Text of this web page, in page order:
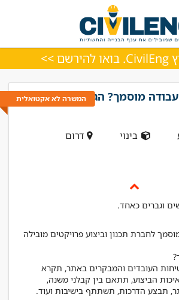
המשרה לא אקטואליתמוסמך? הגיע הזמן
בינוי דרום
וגברים כאחד.
לחברת תכנון וביצוע פרויקטים מובילה
העובדים והמבקרים באתר, תקרא
הביצוע, תתאם בין קבלני משנה,
תבצע הדרכות, תשתתף בישיבות ועוד.